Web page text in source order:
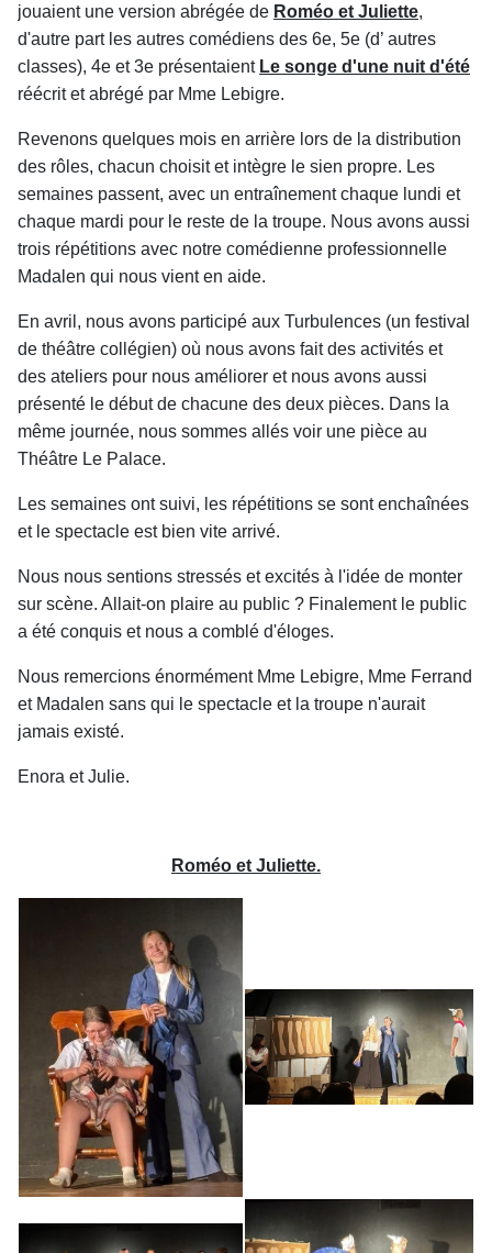
jouaient une version abrégée de Roméo et Juliette,
d'autre part les autres comédiens des 6e, 5e (d’ autres
classes), 4e et 3e présentaient Le songe d'une nuit d'été
réécrit et abrégé par Mme Lebigre.
Revenons quelques mois en arrière lors de la distribution
des rôles, chacun choisit et intègre le sien propre. Les
semaines passent, avec un entraînement chaque lundi et
chaque mardi pour le reste de la troupe. Nous avons aussi
trois répétitions avec notre comédienne professionnelle
Madalen qui nous vient en aide.
En avril, nous avons participé aux Turbulences (un festival
de théâtre collégien) où nous avons fait des activités et
des ateliers pour nous améliorer et nous avons aussi
présenté le début de chacune des deux pièces. Dans la
même journée, nous sommes allés voir une pièce au
Théâtre Le Palace.
Les semaines ont suivi, les répétitions se sont enchaînées
et le spectacle est bien vite arrivé.
Nous nous sentions stressés et excités à l'idée de monter
sur scène. Allait-on plaire au public ? Finalement le public
a été conquis et nous a comblé d'éloges.
Nous remercions énormément Mme Lebigre, Mme Ferrand
et Madalen sans qui le spectacle et la troupe n'aurait
jamais existé.
Enora et Julie.
Roméo et Juliette.